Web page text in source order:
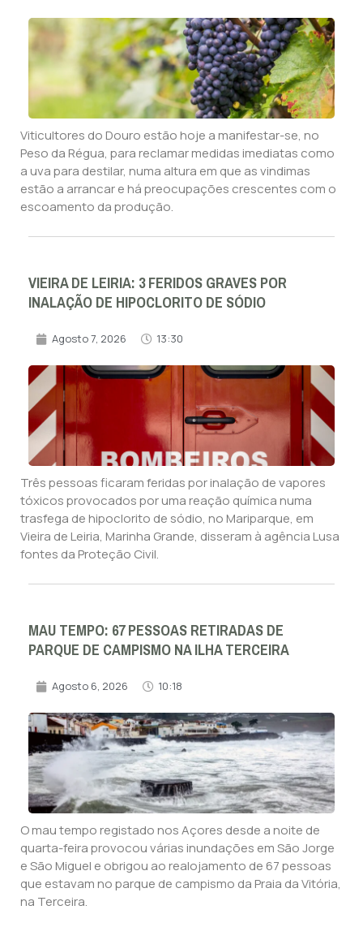
Viticultores do Douro estão hoje a manifestar-se, no
Peso da Régua, para reclamar medidas imediatas como
a uva para destilar, numa altura em que as vindimas
estão a arrancar e há preocupações crescentes com o
escoamento da produção.
VIEIRA DE LEIRIA: 3 FERIDOS GRAVES POR
INALAÇÃO DE HIPOCLORITO DE SÓDIO
Agosto 7, 2026 13:30
Três pessoas ficaram feridas por inalação de vapores
tóxicos provocados por uma reação química numa
trasfega de hipoclorito de sódio, no Mariparque, em
Vieira de Leiria, Marinha Grande, disseram à agência Lusa
fontes da Proteção Civil.
MAU TEMPO: 67 PESSOAS RETIRADAS DE
PARQUE DE CAMPISMO NA ILHA TERCEIRA
Agosto 6, 2026 10:18
O mau tempo registado nos Açores desde a noite de
quarta-feira provocou várias inundações em São Jorge
e São Miguel e obrigou ao realojamento de 67 pessoas
que estavam no parque de campismo da Praia da Vitória,
na Terceira.